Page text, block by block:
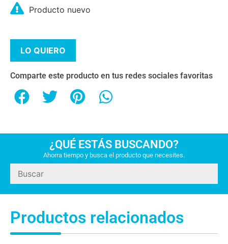
Producto nuevo
LO QUIERO
Comparte este producto en tus redes sociales favoritas
¿QUÉ ESTÁS BUSCANDO?
Ahorra tiempo y busca el producto que necesites.
Productos relacionados